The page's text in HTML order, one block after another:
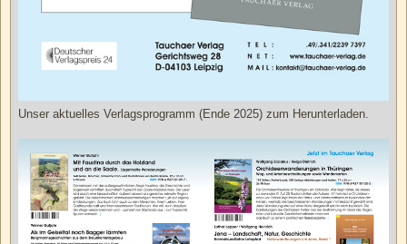
Unser aktuelles Verlagsprogramm (Ende 2025) zum Herunterladen.